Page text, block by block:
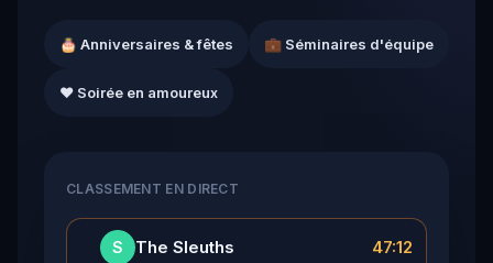
🎂 Anniversaires & fêtes 💼 Séminaires d'équipe
❤️ Soirée en amoureux
CLASSEMENT EN DIRECT
S The Sleuths 47:12